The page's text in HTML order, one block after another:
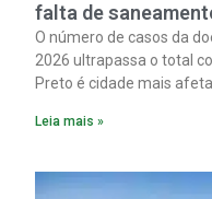
falta de
O número de casos da
2026 ultrapassa o total
Preto é cidade mais
Leia mais »